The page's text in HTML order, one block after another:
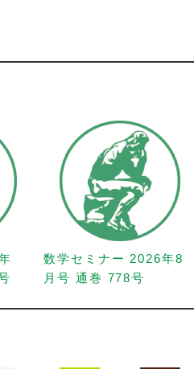
数学セミナー 2026年8
月号 通巻 778号